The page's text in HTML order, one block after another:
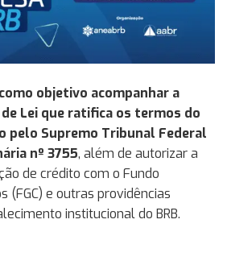
objetivo acompanhar a
Lei que ratifica os termos do
pelo Supremo Tribunal Federal
nº 3755, além de autorizar a
de crédito com o Fundo
(FGC) e outras providências
institucional do BRB.